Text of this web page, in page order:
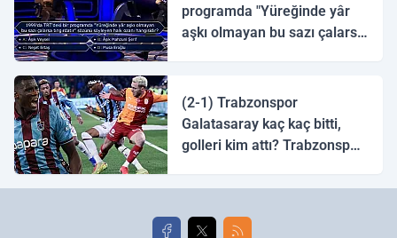
programda "Yüreğinde yâr
aşkı olmayan bu sazı çalarsa
(2-1) Trabzonspor
Galatasaray kaç kaç bitti,
golleri kim attı? Trabzonspor
golleri!